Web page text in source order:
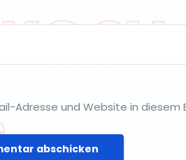
Adresse und Website in